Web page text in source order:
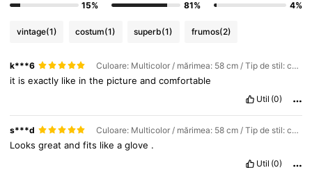
15%
81%
4%
vintage(1) costum(1) superb(1) frumos(2)
k***6 Culoare: Multicolor / mărimea: 58 cm / Tip de stil: culoarea cafelei
it isexactly like inthe pictureandcomfortable
Util (0)
s***d Culoare: Multicolor / mărimea: 58 cm / Tip de stil: culoarea cafelei
Looksgreatandfits likeaglove .
Util (0)